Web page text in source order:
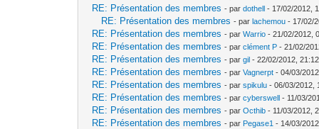
RE: Présentation des membres - pardothell - 17/02/2012,
RE: Présentation des membres - parlachemou - 17/02/
RE: Présentation des membres - parWarrio - 21/02/2012,
RE: Présentation des membres - parclément P - 21/02/
RE: Présentation des membres - pargil - 22/02/2012,
RE: Présentation des membres - parVagnerpt - 04/03/
RE: Présentation des membres - parspikulu - 06/03/2012,
RE: Présentation des membres - parcyberswell - 11/03/
RE: Présentation des membres - parOcthib - 11/03/2012,
RE: Présentation des membres - par Pegase1 - 14/03/